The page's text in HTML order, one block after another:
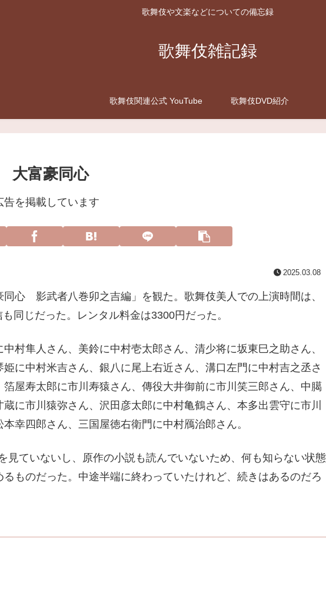
歌舞伎や文楽などについての備忘録
歌舞伎雑記録
歌舞伎関連公式 YouTube 歌舞伎DVD紹介
大富豪同心
を掲載しています
2025.03.08
心 影武者八巻卯之吉編」を観た。歌舞伎美人での上演時間は、
同じだった。レンタル料金は3300円だった。
村隼人さん、美鈴に中村壱太郎さん、清少将に坂東巳之助さん、
に中村米吉さん、銀八に尾上右近さん、溝口左門に中村吉之丞さ
屋寿太郎に市川寿猿さん、傳役大井御前に市川笑三郎さん、中臈
に市川猿弥さん、沢田彦太郎に中村亀鶴さん、本多出雲守に市川
幸四郎さん、三国屋徳右衛門に中村鴈治郎さん。
見ていないし、原作の小説も読んでいないため、何も知らない状態
ものだった。中途半端に終わっていたけれど、続きはあるのだろ